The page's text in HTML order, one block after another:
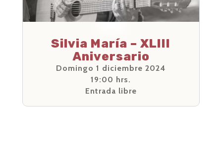
Silvia María – XLIII
Aniversario
Domingo 1 diciembre 2024
19:00 hrs.
Entrada libre